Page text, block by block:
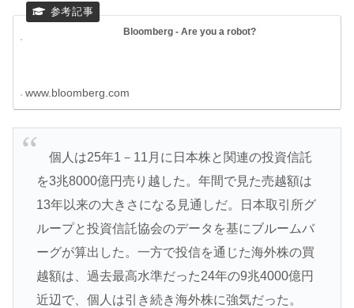
Bloomberg - Are you a robot?
www.bloomberg.com
個人は25年1－11月に日本株と関連の投資信託
を3兆8000億円売り越した。年間で見た売越額は
13年以来の大きさになる見通しだ。日本取引所グ
ループと投資信託協会のデータを基にブルームバ
ーグが算出した。一方で投信を通じた海外株の買
越額は、過去最高水準だった24年の9兆4000億円
近辺で、個人は引き続き海外株に強気だった。